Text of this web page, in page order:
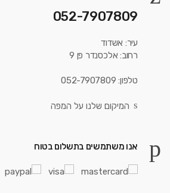
052-7907809
עיר: אשדוד
רחוב: אלכסנדר פן 9
טלפון: 052-7907809
המיקום שלנו על המפה
אנו משתמשים בתשלום בטוח